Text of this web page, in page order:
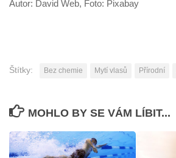
Autor: David Web, Foto: Pixabay
Štítky: Bez chemie Mytí vlasů Přírodní
MOHLO BY SE VÁM LÍBIT...